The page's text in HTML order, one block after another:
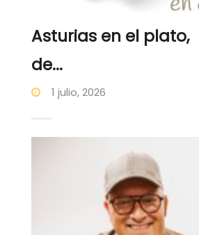
Asturias en el plato,
de...
1 julio, 2026